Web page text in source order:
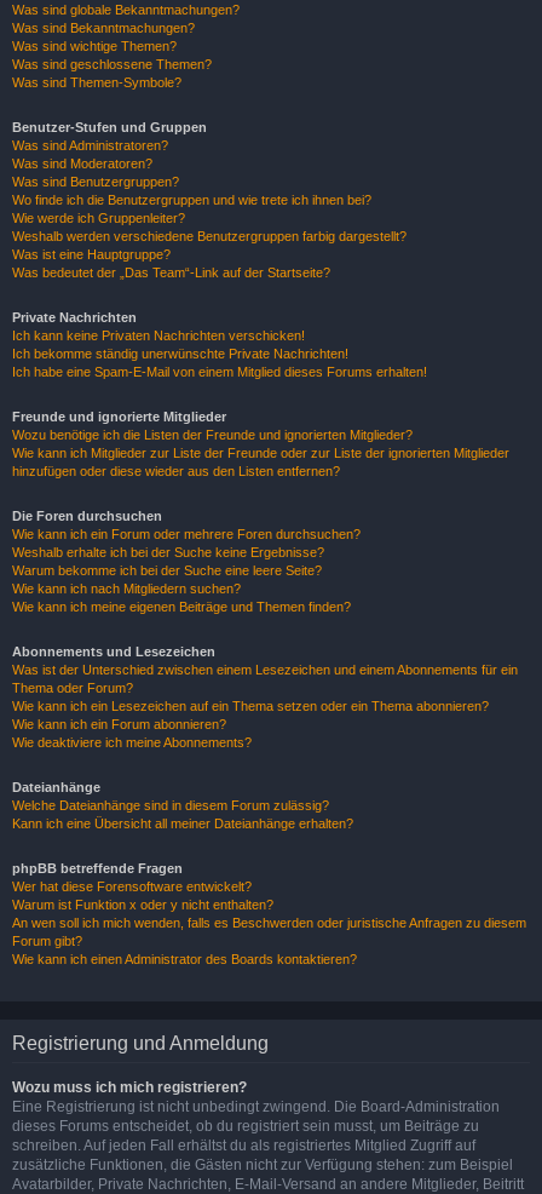
Was sind globale Bekanntmachungen?
Was sind Bekanntmachungen?
Was sind wichtige Themen?
Was sind geschlossene Themen?
Was sind Themen-Symbole?
Benutzer-Stufen und Gruppen
Was sind Administratoren?
Was sind Moderatoren?
Was sind Benutzergruppen?
Wo finde ich die Benutzergruppen und wie trete ich ihnen bei?
Wie werde ich Gruppenleiter?
Weshalb werden verschiedene Benutzergruppen farbig dargestellt?
Was ist eine Hauptgruppe?
Was bedeutet der „Das Team“-Link auf der Startseite?
Private Nachrichten
Ich kann keine Privaten Nachrichten verschicken!
Ich bekomme ständig unerwünschte Private Nachrichten!
Ich habe eine Spam-E-Mail von einem Mitglied dieses Forums erhalten!
Freunde und ignorierte Mitglieder
Wozu benötige ich die Listen der Freunde und ignorierten Mitglieder?
Wie kann ich Mitglieder zur Liste der Freunde oder zur Liste der ignorierten Mitglieder
hinzufügen oder diese wieder aus den Listen entfernen?
Die Foren durchsuchen
Wie kann ich ein Forum oder mehrere Foren durchsuchen?
Weshalb erhalte ich bei der Suche keine Ergebnisse?
Warum bekomme ich bei der Suche eine leere Seite?
Wie kann ich nach Mitgliedern suchen?
Wie kann ich meine eigenen Beiträge und Themen finden?
Abonnements und Lesezeichen
Was ist der Unterschied zwischen einem Lesezeichen und einem Abonnements für ein
Thema oder Forum?
Wie kann ich ein Lesezeichen auf ein Thema setzen oder ein Thema abonnieren?
Wie kann ich ein Forum abonnieren?
Wie deaktiviere ich meine Abonnements?
Dateianhänge
Welche Dateianhänge sind in diesem Forum zulässig?
Kann ich eine Übersicht all meiner Dateianhänge erhalten?
phpBB betreffende Fragen
Wer hat diese Forensoftware entwickelt?
Warum ist Funktion x oder y nicht enthalten?
An wen soll ich mich wenden, falls es Beschwerden oder juristische Anfragen zu diesem
Forum gibt?
Wie kann ich einen Administrator des Boards kontaktieren?
Registrierung und Anmeldung
Wozu muss ich mich registrieren?
Eine Registrierung ist nicht unbedingt zwingend. Die Board-Administration
dieses Forums entscheidet, ob du registriert sein musst, um Beiträge zu
schreiben. Auf jeden Fall erhältst du als registriertes Mitglied Zugriff auf
zusätzliche Funktionen, die Gästen nicht zur Verfügung stehen: zum Beispiel
Avatarbilder, Private Nachrichten, E-Mail-Versand an andere Mitglieder, Beitritt